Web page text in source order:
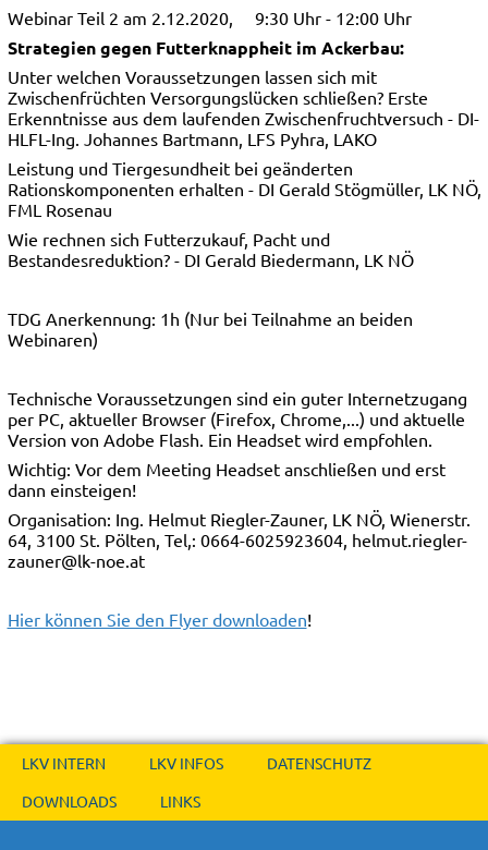
Webinar Teil 2 am 2.12.2020, 9:30 Uhr - 12:00 Uhr
Strategien gegen Futterknappheit im Ackerbau:
Unter welchen Voraussetzungen lassen sich mit
Zwischenfrüchten Versorgungslücken schließen? Erste
Erkenntnisse aus dem laufenden Zwischenfruchtversuch - DI-
HLFL-Ing. Johannes Bartmann, LFS Pyhra, LAKO
Leistung und Tiergesundheit bei geänderten
Rationskomponenten erhalten - DI Gerald Stögmüller, LK NÖ,
FML Rosenau
Wie rechnen sich Futterzukauf, Pacht und
Bestandesreduktion? - DI Gerald Biedermann, LK NÖ
TDG Anerkennung: 1h (Nur bei Teilnahme an beiden
Webinaren)
Technische Voraussetzungen sind ein guter Internetzugang
per PC, aktueller Browser (Firefox, Chrome,...) und aktuelle
Version von Adobe Flash. Ein Headset wird empfohlen.
Wichtig: Vor dem Meeting Headset anschließen und erst
dann einsteigen!
Organisation: Ing. Helmut Riegler-Zauner, LK NÖ, Wienerstr.
64, 3100 St. Pölten, Tel,: 0664-6025923604, helmut.riegler-
zauner@lk-noe.at
Hier können Sie den Flyer downloaden!
LKV INTERN LKV INFOS
DATENSCHUTZ
DOWNLOADS
LINKS